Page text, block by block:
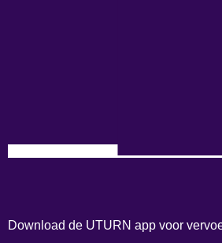
Download de UTURN app voor